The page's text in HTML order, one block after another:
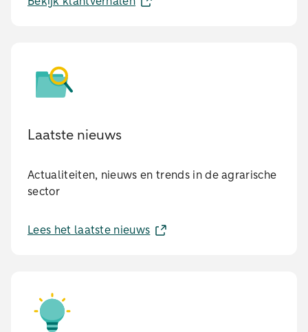
Laatste nieuws
Actualiteiten, nieuws en trends in de agrarische
sector
Lees het laatste nieuws